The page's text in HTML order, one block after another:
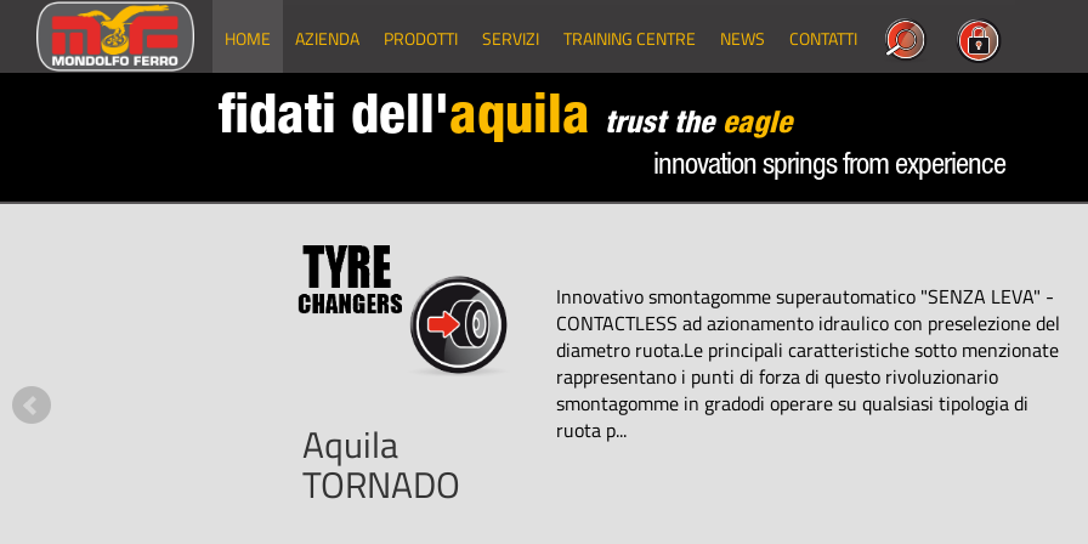
HOME AZIENDA PRODOTTI SERVIZI TRAINING CENTRE NEWS CONTATTI
fidati dell'aquila trust the eagle
innovation springs from experience
Aquila
TORNADO
Innovativo smontagomme superautomatico "SENZA LEVA" -
CONTACTLESS ad azionamento idraulico con preselezione del
diametro ruota.Le principali caratteristiche sotto menzionate
rappresentano i punti di forza di questo rivoluzionario
smontagomme in gradodi operare su qualsiasi tipologia di
ruota p...